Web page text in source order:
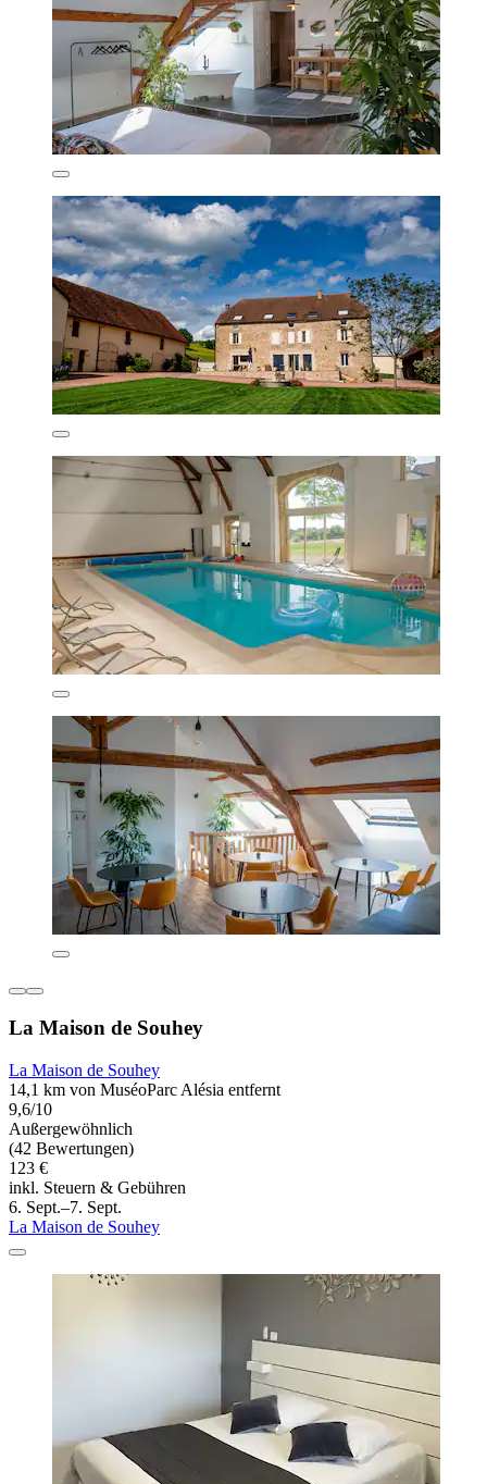
La Maison de Souhey
La Maison de Souhey
14,1 km von MuséoParc Alésia entfernt
9,6/10
Außergewöhnlich
(42 Bewertungen)
123 €
inkl. Steuern & Gebühren
6. Sept.–7. Sept.
La Maison de Souhey